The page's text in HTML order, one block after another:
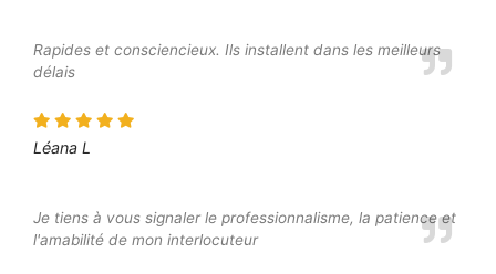
Rapides et consciencieux. Ils installent dans les meilleurs
délais
Léana L
Je tiens à vous signaler le professionnalisme, la patience et
l'amabilité de mon interlocuteur